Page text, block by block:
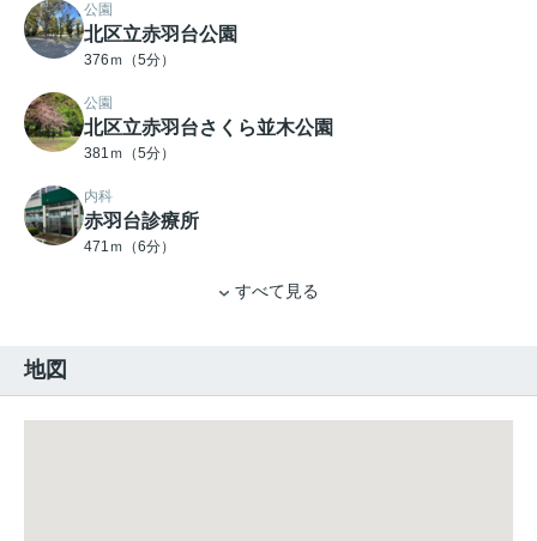
公園
北区立赤羽台公園
376ｍ（5分）
公園
北区立赤羽台さくら並木公園
381ｍ（5分）
内科
赤羽台診療所
471ｍ（6分）
すべて見る
地図